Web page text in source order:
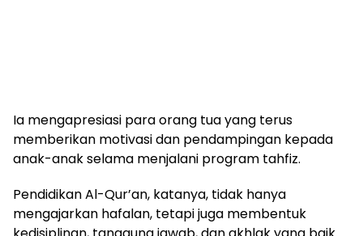
Ia mengapresiasi para orang tua yang terus
memberikan motivasi dan pendampingan kepada
anak-anak selama menjalani program tahfiz.
Pendidikan Al-Qur’an, katanya, tidak hanya
mengajarkan hafalan, tetapi juga membentuk